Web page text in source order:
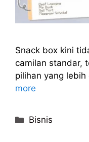
Snack box kini
camilan standar,
pilihan yang
more
Categories
Bisnis